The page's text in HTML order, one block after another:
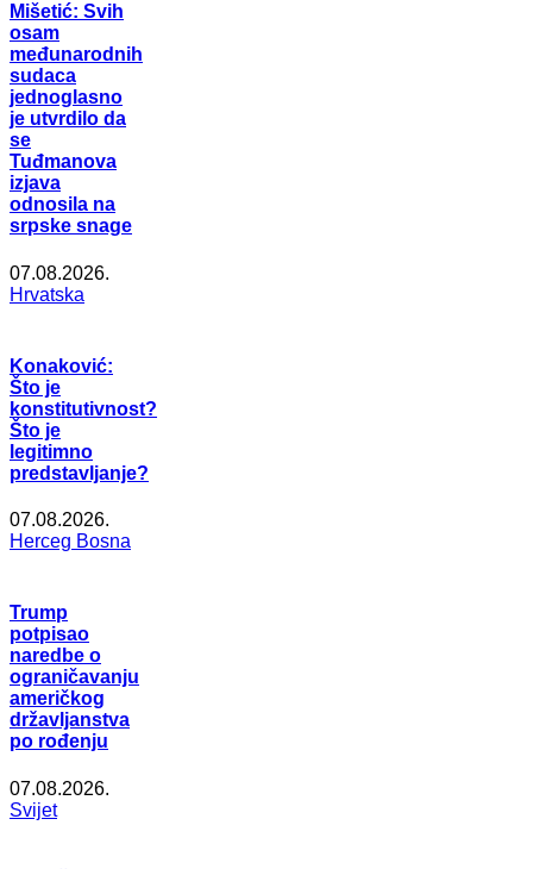
Mišetić: Svih
osam
međunarodnih
sudaca
jednoglasno
je utvrdilo da
se
Tuđmanova
izjava
odnosila na
srpske snage
07.08.2026.
Hrvatska
Konaković:
Što je
konstitutivnost?
Što je
legitimno
predstavljanje?
07.08.2026.
Herceg Bosna
Trump
potpisao
naredbe o
ograničavanju
američkog
državljanstva
po rođenju
07.08.2026.
Svijet